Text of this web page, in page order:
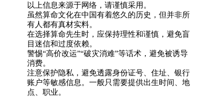
以上信息来源于网络，请谨慎采用。
虽然算命文化在中国有着悠久的历史，但并非所
有人都有真材实料。
在选择算命先生时，应保持理性和谨慎，避免盲
目迷信和过度依赖。
警惕“高价改运”“破灾消难”等话术，避免被诱导
消费。
注意保护隐私，避免透露身份证号、住址、银行
账户等敏感信息。一般只需要提供出生时间、地
点、职业。